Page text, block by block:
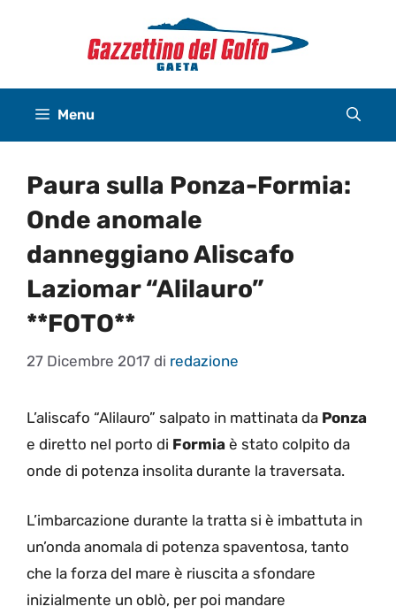
Menu
Paura sulla Ponza-Formia:
Onde anomale
danneggiano Aliscafo
Laziomar “Alilauro”
**FOTO**
27 Dicembre 2017 di redazione
L’aliscafo “Alilauro” salpato in mattinata da Ponza
e diretto nel porto di Formia è stato colpito da
onde di potenza insolita durante la traversata.
L’imbarcazione durante la tratta si è imbattuta in
un’onda anomala di potenza spaventosa, tanto
che la forza del mare è riuscita a sfondare
inizialmente un oblò, per poi mandare